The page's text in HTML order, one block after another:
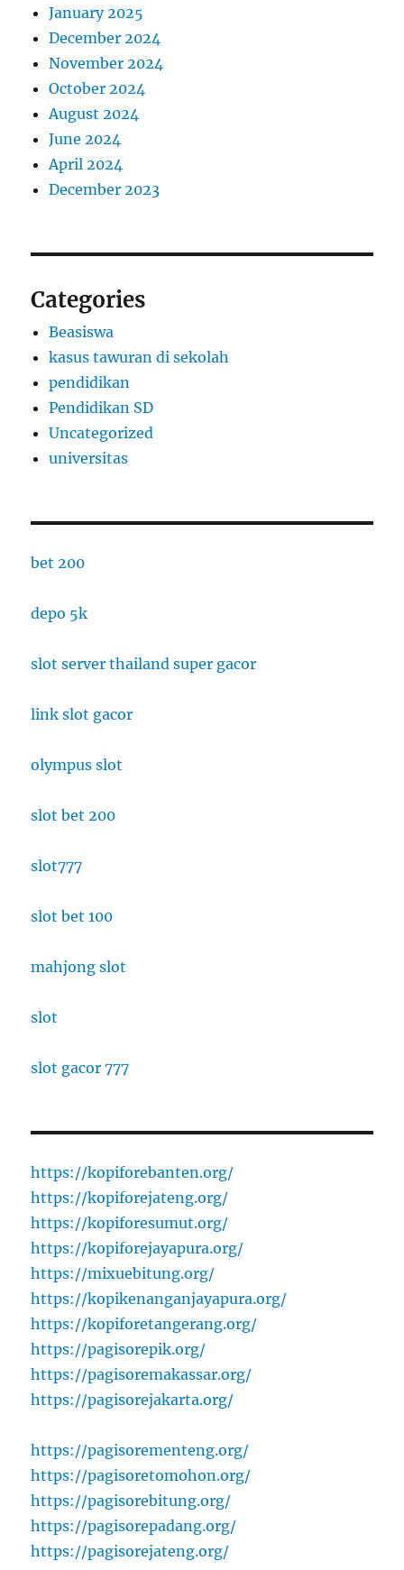
January 2025
December 2024
November 2024
October 2024
August 2024
June 2024
April 2024
December 2023
Categories
Beasiswa
kasus tawuran di sekolah
pendidikan
Pendidikan SD
Uncategorized
universitas
bet 200
depo 5k
slot server thailand super gacor
link slot gacor
olympus slot
slot bet 200
slot777
slot bet 100
mahjong slot
slot
slot gacor 777
https://kopiforebanten.org/
https://kopiforejateng.org/
https://kopiforesumut.org/
https://kopiforejayapura.org/
https://mixuebitung.org/
https://kopikenanganjayapura.org/
https://kopiforetangerang.org/
https://pagisorepik.org/
https://pagisoremakassar.org/
https://pagisorejakarta.org/
https://pagisorementeng.org/
https://pagisoretomohon.org/
https://pagisorebitung.org/
https://pagisorepadang.org/
https://pagisorejateng.org/